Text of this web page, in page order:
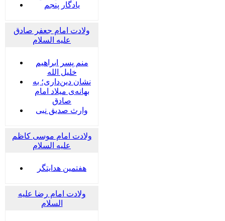
یادگار پنجم
ولادت امام جعفر صادق
علیه السلام
منم پسر ابراهیم
خلیل الله
نشان دین‌داری؛ به
بهانه‌ی میلاد امام
صادق
وارث صدیق نبی
ولادت امام موسی کاظم
علیه السلام
هفتمین هدایتگر
ولادت امام رضا علیه
السلام